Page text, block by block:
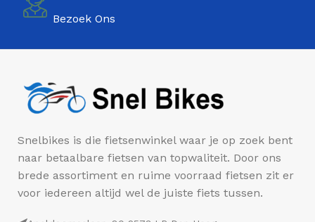
Bezoek Ons
Snelbikes is die fietsenwinkel waar je op zoek bent
naar betaalbare fietsen van topwaliteit. Door ons
brede assortiment en ruime voorraad fietsen zit er
voor iedereen altijd wel de juiste fiets tussen.